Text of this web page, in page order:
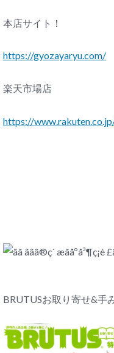
本店サイト！
https://gyozayaryu.com/
楽天市場店
https://
BRUTUSお取り寄せ&手